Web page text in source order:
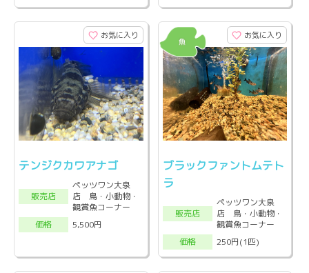
お気に入り
テンジクカワアナゴ
販売店
ペッツワン大泉
店 鳥・小動物・
観賞魚コーナー
価格
5,500円
お気に入り
ブラックファントムテト
ラ
販売店
ペッツワン大泉
店 鳥・小動物・
観賞魚コーナー
価格
250円(1匹)